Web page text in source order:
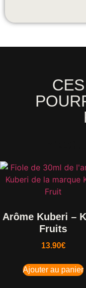
Arôme Kuberi –
Fruits
13.90€
Ajouter au panier